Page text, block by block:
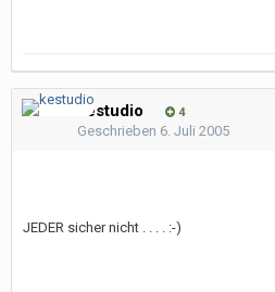
kestudio 4
Geschrieben 6. Juli 2005
JEDER sicher nicht . . . . :-)